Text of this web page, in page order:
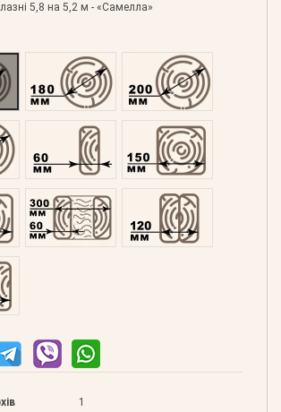
5,8 на 5,2 м - «Самелла»
160Оциліндрований 180Оциліндрований 200
220Профільований 60 Профільований 150
200Подвійний 300 Клеєний 120
180
1